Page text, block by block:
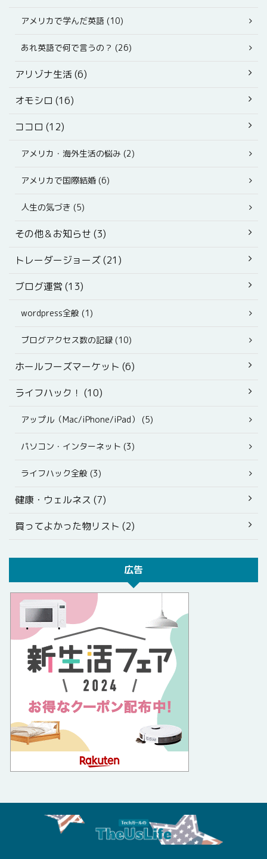
アメリカで学んだ英語 (10)
あれ英語で何で言うの？ (26)
アリゾナ生活 (6)
オモシロ (16)
ココロ (12)
アメリカ・海外生活の悩み (2)
アメリカで国際結婚 (6)
人生の気づき (5)
その他＆お知らせ (3)
トレーダージョーズ (21)
ブログ運営 (13)
wordpress全般 (1)
ブログアクセス数の記録 (10)
ホールフーズマーケット (6)
ライフハック！ (10)
アップル（Mac/iPhone/iPad） (5)
パソコン・インターネット (3)
ライフハック全般 (3)
健康・ウェルネス (7)
買ってよかった物リスト (2)
広告